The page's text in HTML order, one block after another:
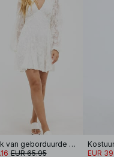
Mini-jurk van geborduurde chiffon met lange mouwen
EUR 65.95
EUR